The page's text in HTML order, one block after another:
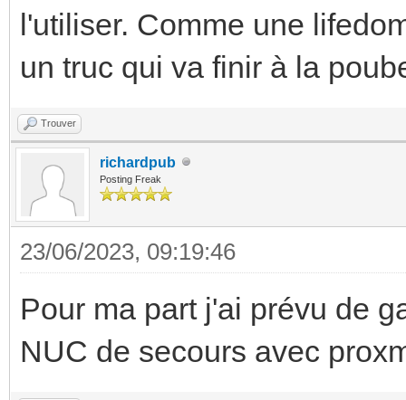
l'utiliser. Comme une
un truc qui va finir à la
Trouver
richardpub
Posting Freak
23/06/2023, 09:19:46
Pour ma part j'ai prévu de
NUC de secours avec